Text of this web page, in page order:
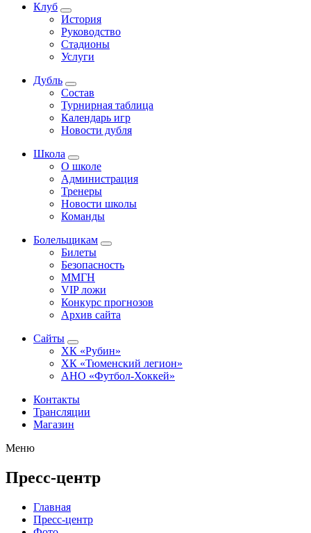
Клуб
История
Руководство
Стадионы
Услуги
Дубль
Состав
Турнирная таблица
Календарь игр
Новости дубля
Школа
О школе
Администрация
Тренеры
Новости школы
Команды
Болельщикам
Билеты
Безопасность
ММГН
VIP ложи
Конкурс прогнозов
Архив сайта
Сайты
ХК «Рубин»
ХК «Тюменский легион»
АНО «Футбол-Хоккей»
Контакты
Трансляции
Магазин
Меню
Пресс-центр
Главная
Пресс-центр